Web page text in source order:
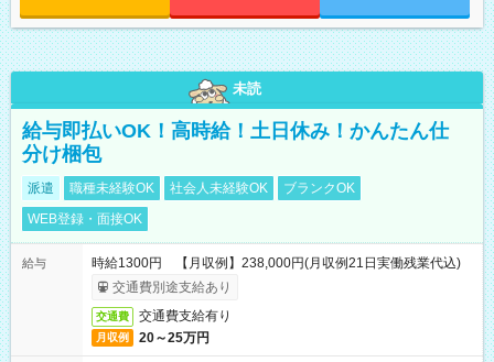
未読
給与即払いOK！高時給！土日休み！かんたん仕
分け梱包
派遣 職種未経験OK 社会人未経験OK
ブランクOK
WEB登録・面接OK
給与
時給1300円 【月収例】238,000円(月収例21日実働残業代込)
交通費別途支給あり
交通費 交通費支給有り
月収例 20～25万円